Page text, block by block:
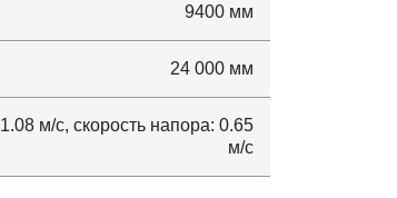
9400 мм
24 000 мм
1.08 м/с, скорость напора: 0.65
м/с